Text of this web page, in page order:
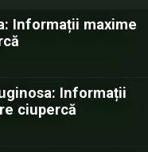
Informații maxime
Informații
ciupercă